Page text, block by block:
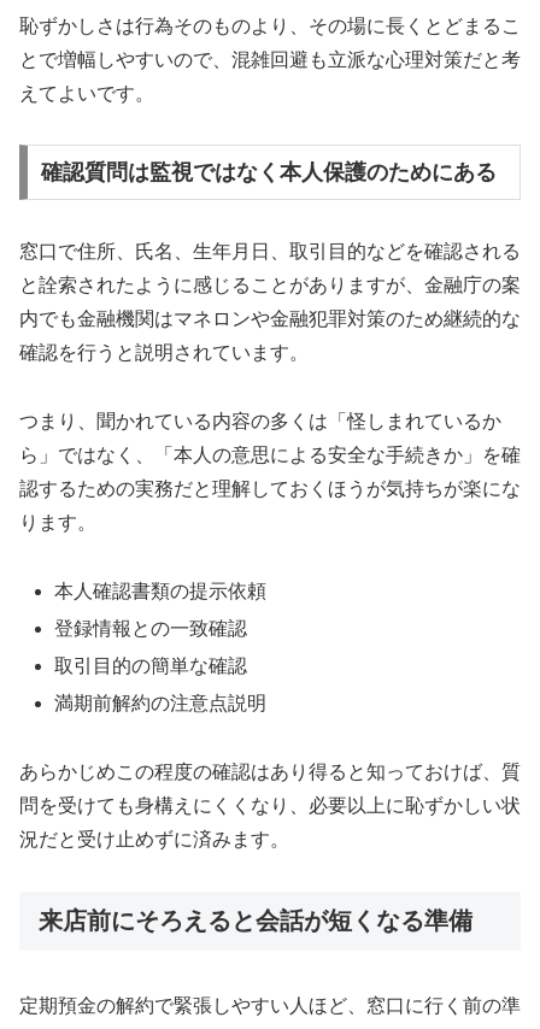
恥ずかしさは行為そのものより、その場に長くとどまるこ
とで増幅しやすいので、混雑回避も立派な心理対策だと考
えてよいです。
確認質問は監視ではなく本人保護のためにある
窓口で住所、氏名、生年月日、取引目的などを確認される
と詮索されたように感じることがありますが、金融庁の案
内でも金融機関はマネロンや金融犯罪対策のため継続的な
確認を行うと説明されています。
つまり、聞かれている内容の多くは「怪しまれているか
ら」ではなく、「本人の意思による安全な手続きか」を確
認するための実務だと理解しておくほうが気持ちが楽にな
ります。
本人確認書類の提示依頼
登録情報との一致確認
取引目的の簡単な確認
満期前解約の注意点説明
あらかじめこの程度の確認はあり得ると知っておけば、質
問を受けても身構えにくくなり、必要以上に恥ずかしい状
況だと受け止めずに済みます。
来店前にそろえると会話が短くなる準備
定期預金の解約で緊張しやすい人ほど、窓口に行く前の準